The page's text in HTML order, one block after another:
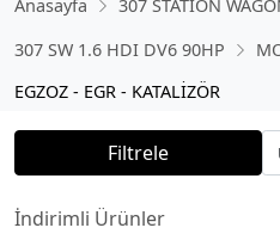
Anasayfa
307 STATION
307 SW 1.6 HDI DV6 90HP
EGZOZ - EGR - KATALİZÖR
Filtrele
İndirimli Ürünler